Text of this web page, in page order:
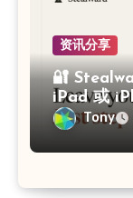
资讯分享
🔐
iPad 或
Tony